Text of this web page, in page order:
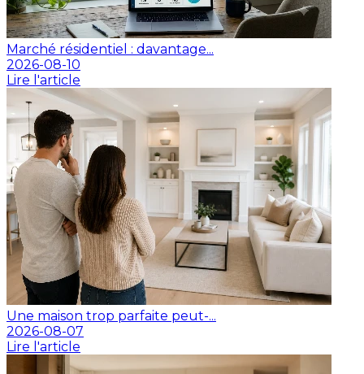
Marché résidentiel : davantage...
2026-08-10
Lire l'article
Une maison trop parfaite peut-...
2026-08-07
Lire l'article